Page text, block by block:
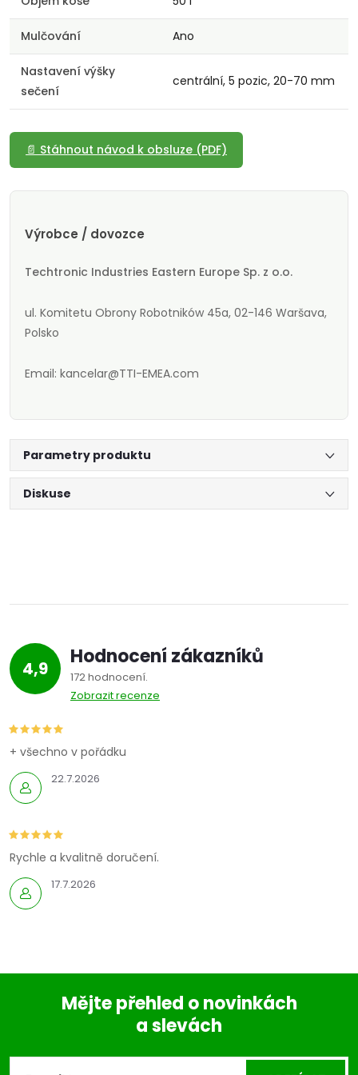
Mulčování Ano
Nastavení výšky
sečení
centrální, 5 pozic, 20-70 mm
📄 Stáhnout návod k obsluze (PDF)
Výrobce / dovozce
Techtronic Industries Eastern Europe Sp. z o.o.
ul. Komitetu Obrony Robotników 45a, 02-146 Waršava,
Polsko
Email: kancelar@TTI-EMEA.com
Parametry produktu
Diskuse
4,9 Hodnocení zákazníků
172 hodnocení
Zobrazit recenze
22.7.2026
+ všechno v pořádku
17.7.2026
Rychle a kvalitně doručení.
Mějte přehled o novinkách
a slevách